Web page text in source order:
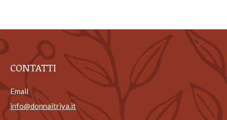
CONTATTI
Email
info@donnaitriya.it